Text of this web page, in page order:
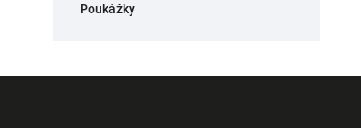
Poukážky